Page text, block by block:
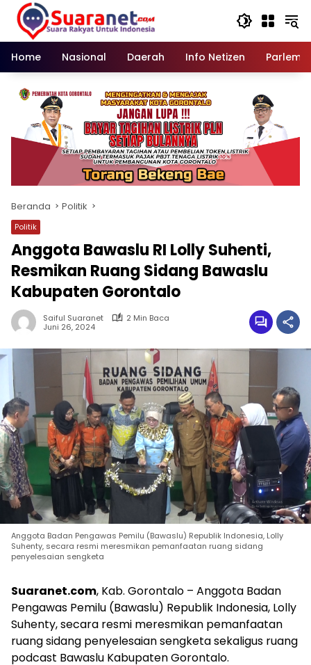
Langsung
konten
Home
Nasional Daerah Info Netizen
Beranda Politik
Politik
Anggota Bawaslu RI Lolly Suhenti,
Resmikan Ruang Sidang Bawaslu
Kabupaten Gorontalo
Saiful Suaranet
2 Min Baca
Juni 26, 2024
Anggota Badan Pengawas Pemilu (Bawaslu) Republik Indonesia, Lolly
Suhenty, secara resmi meresmikan pemanfaatan ruang sidang
penyelesaian sengketa
Suaranet.com, Kab. Gorontalo – Anggota Badan
Pengawas Pemilu (Bawaslu) Republik Indonesia, Lolly
Suhenty, secara resmi meresmikan pemanfaatan
ruang sidang penyelesaian sengketa sekaligus ruang
podcast Bawaslu Kabupaten Gorontalo.